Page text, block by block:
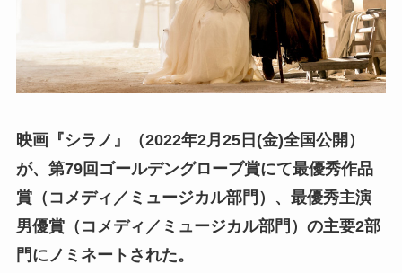
映画『シラノ』（2022年2月25日(金)全国公開）
が、第79回ゴールデングローブ賞にて最優秀作品
賞（コメディ／ミュージカル部門）、最優秀主演
男優賞（コメディ／ミュージカル部門）の主要2部
門にノミネートされた。